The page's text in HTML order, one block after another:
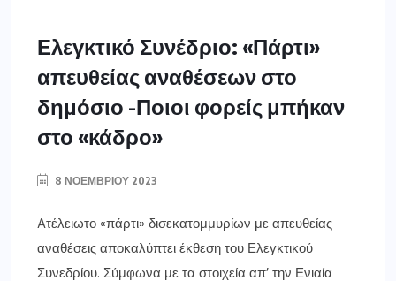
Ελεγκτικό Συνέδριο: «Πάρτι»
απευθείας αναθέσεων στο
δημόσιο -Ποιοι φορείς μπήκαν
στο «κάδρο»
8 ΝΟΕΜΒΡΊΟΥ 2023
Aτέλειωτο «πάρτι» δισεκατομμυρίων με απευθείας
αναθέσεις αποκαλύπτει έκθεση του Ελεγκτικού
Συνεδρίου. Σύμφωνα με τα στοιχεία απ’ την Ενιαία